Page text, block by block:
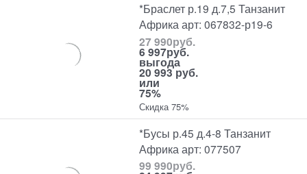
*Браслет р.19 д.7,5 Танзанит
Африка арт: 067832-р19-6
27 990руб.
6 997руб.
выгода
20 993 руб.
или
75%
Скидка 75%
*Бусы р.45 д.4-8 Танзанит
Африка арт: 077507
99 990руб.